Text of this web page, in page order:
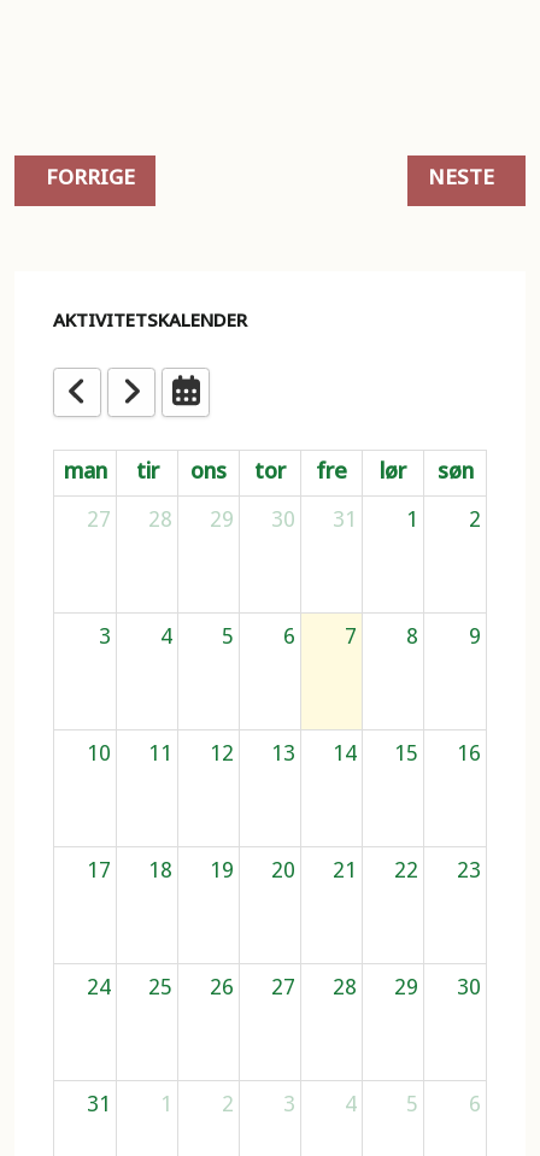
FORRIGE ARTIKKEL: PALESTINAKOMITEEN
FORRIGE NESTE
NESTE
AKTIVITETSKALENDER
man tir ons tor fre lør
søn
27
28 29 30 31 1 2
3 4 5 6 7 8 9
10 11 12 13 14 15 16
17 18 19 20 21 22 23
24 25 26 27 28 29 30
31 1 2 3 4 5 6